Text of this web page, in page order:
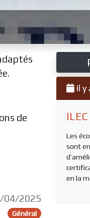
de
04/2025
Général
il y
Les
sont
en la